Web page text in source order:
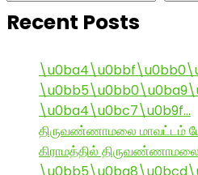
Recent Posts
\u0ba4\u0bc7\u0b9f…
திருவண்ணாமலை மாவட்டம்
கிராமத்தில்